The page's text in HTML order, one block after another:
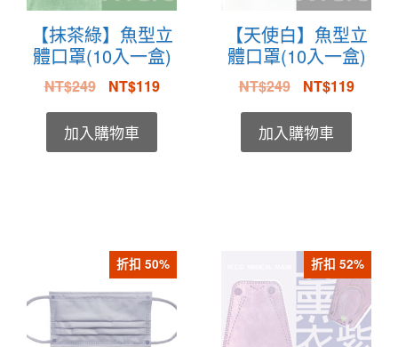
【抹茶綠】魚型立
體口罩(10入一盒)
NT$249 NT$119
加入購物車
【天使白】魚型立
體口罩(10入一盒)
NT$249 NT$119
加入購物車
折扣 50% 折扣 52%